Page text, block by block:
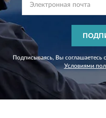
Подписываясь, Вы соглашаетесь с
Условиями